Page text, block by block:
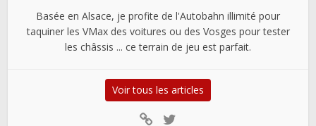
Basée en Alsace, je profite de l'Autobahn illimité pour
taquiner les VMax des voitures ou des Vosges pour tester
les châssis ... ce terrain de jeu est parfait.
Voir tous les articles